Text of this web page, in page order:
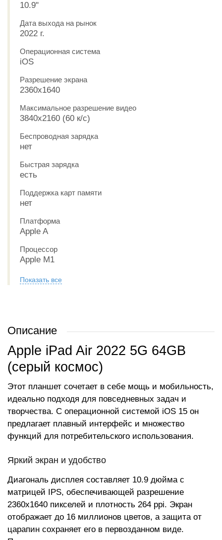
10.9"
Дата выхода на рынок
2022 г.
Операционная система
iOS
Разрешение экрана
2360x1640
Максимальное разрешение видео
3840x2160 (60 к/с)
Беспроводная зарядка
нет
Быстрая зарядка
есть
Поддержка карт памяти
нет
Платформа
Apple A
Процессор
Apple M1
Показать все
Описание
Apple iPad Air 2022 5G 64GB
(серый космос)
Этот планшет сочетает в себе мощь и мобильность,
идеально подходя для повседневных задач и
творчества. С операционной системой iOS 15 он
предлагает плавный интерфейс и множество
функций для потребительского использования.
Яркий экран и удобство
Диагональ дисплея составляет 10.9 дюйма с
матрицей IPS, обеспечивающей разрешение
2360x1640 пикселей и плотность 264 ppi. Экран
отображает до 16 миллионов цветов, а защита от
царапин сохраняет его в первозданном виде.